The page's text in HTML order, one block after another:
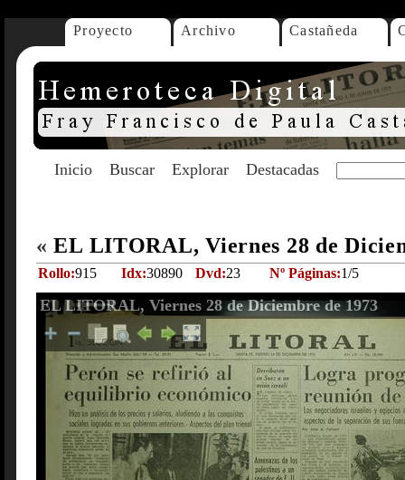
Proyecto Archivo Castañeda
Inicio Buscar Explorar Destacadas
« EL LITORAL, Viernes 28 de
Rollo:915 Idx:30890 Dvd:23 Nº Páginas:1/5
EL LITORAL, Viernes 28 de Diciembre de 1973